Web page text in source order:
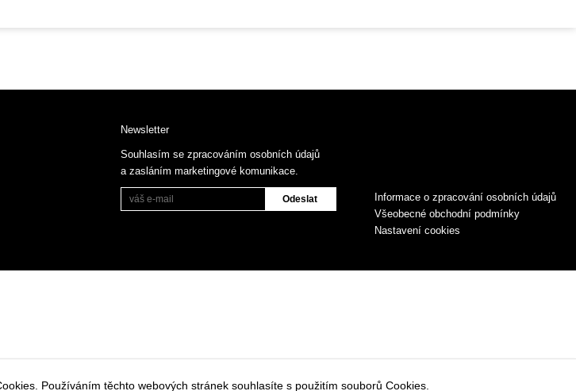
Informace o zpracování osobních údajů
Všeobecné obchodní podmínky
Nastavení cookies
Newsletter
Souhlasím se zpracováním osobních údajů
a zasláním marketingové komunikace.
Používáním těchto webových stránek souhlasíte s použitím souborů Cookies.